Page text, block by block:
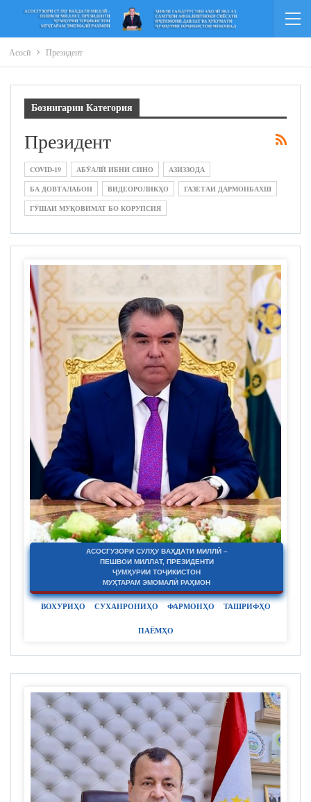
Асосӣ Президент
Бознигарии Категория
Президент
COVID-19 АБӮАЛӢ ИБНИ СИНО
АЗИЗЗОДА
БА ДОВТАЛАБОН
ВИДЕОРОЛИКҲО
ГАЗЕТАИ ДАРМОНБАХШ
ГӮШАИ МУҚОВИМАТ БО КОРУПСИЯ
АСОСГУЗОРИ СУЛҲУ ВАҲДАТИ МИЛЛӢ –
ПЕШВОИ МИЛЛАТ, ПРЕЗИДЕНТИ
ҶУМҲУРИИ ТОҶИКИСТОН
МУҲТАРАМ ЭМОМАЛӢ РАҲМОН
ВОХУРИҲО СУХАНРОНИҲО ФАРМОНҲО ТАШРИФҲО
ПАЁМҲО